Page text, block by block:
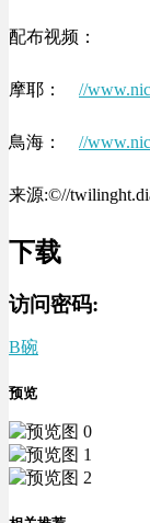
配布视频：
摩耶： //
鳥海： //
来源:©//
下载
访问密码:
B碗
预览